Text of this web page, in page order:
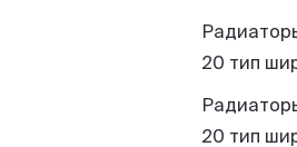
20 тип
20 тип